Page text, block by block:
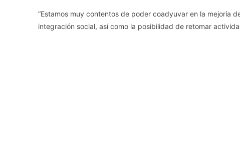
“Estamos muy contentos de poder coadyuvar en la mejoría
integración social, así como la posibilidad de retomar